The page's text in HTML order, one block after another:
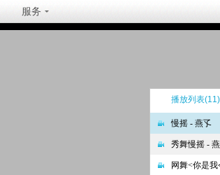
服务
播放列表(11)